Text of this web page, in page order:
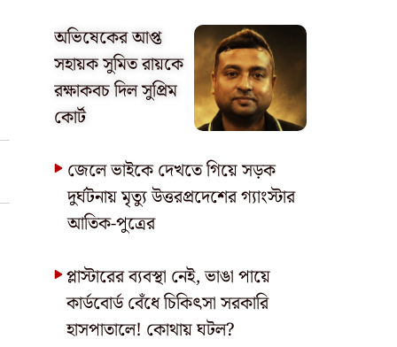
অভিষেকের আপ্ত
সহায়ক সুমিত রায়কে
রক্ষাকবচ দিল সুপ্রিম
কোর্ট
জেলে ভাইকে দেখতে গিয়ে সড়ক
দুর্ঘটনায় মৃত্যু উত্তরপ্রদেশের গ্যাংস্টার
আতিক-পুত্রের
প্লাস্টারের ব্যবস্থা নেই, ভাঙা পায়ে
কার্ডবোর্ড বেঁধে চিকিৎসা সরকারি
হাসপাতালে! কোথায় ঘটল?